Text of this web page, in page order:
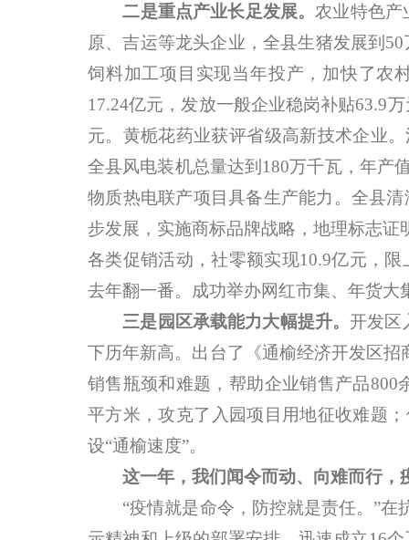
二是重点产业长足发展。农业特色产
原、吉运等龙头企业，全县生猪发展到
饲料加工项目实现当年投产，加快了农
17.24亿元，发放一般企业稳岗补贴63.9
元。黄栀花药业获评省级高新技术企业
全县风电装机总量达到180万千瓦，年产
物质热电联产项目具备生产能力。全县
步发展，实施商标品牌战略，地理标志
各类促销活动，社零额实现10.9亿元，
去年翻一番。成功举办网红市集、年货
三是园区承载能力大幅提升。开发区
下历年新高。出台了《通榆经济开发区
销售瓶颈和难题，帮助企业销售产品800
平方米，攻克了入园项目用地征收难题
设“通榆速度”。
这一年，我们闻令而动、向难而行，
“疫情就是命令，防控就是责任。”在